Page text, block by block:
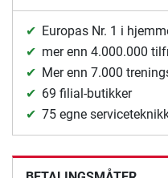
Europas Nr. 1 i
mer enn 4.000.000
Mer enn 7.000
69 filial-butikker
75 egne